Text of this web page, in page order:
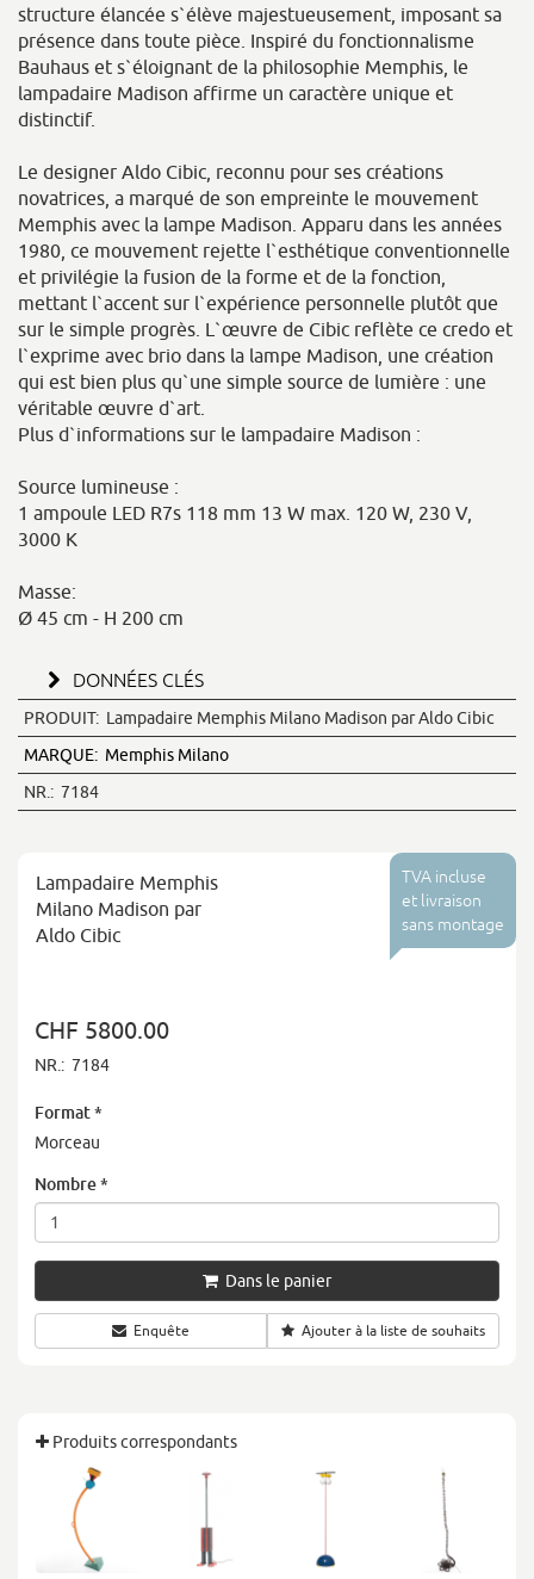
structure élancée s`élève majestueusement, imposant sa
présence dans toute pièce. Inspiré du fonctionnalisme
Bauhaus et s`éloignant de la philosophie Memphis, le
lampadaire Madison affirme un caractère unique et
distinctif.
Le designer Aldo Cibic, reconnu pour ses créations
novatrices, a marqué de son empreinte le mouvement
Memphis avec la lampe Madison. Apparu dans les années
1980, ce mouvement rejette l`esthétique conventionnelle
et privilégie la fusion de la forme et de la fonction,
mettant l`accent sur l`expérience personnelle plutôt que
sur le simple progrès. L`œuvre de Cibic reflète ce credo et
l`exprime avec brio dans la lampe Madison, une création
qui est bien plus qu`une simple source de lumière : une
véritable œuvre d`art.
Plus d`informations sur le lampadaire Madison :
Source lumineuse :
1 ampoule LED R7s 118 mm 13 W max. 120 W, 230 V,
3000 K
Masse:
Ø 45 cm - H 200 cm
DONNÉES CLÉS
PRODUIT: Lampadaire Memphis Milano Madison par Aldo Cibic
MARQUE: Memphis Milano
NR.: 7184
TVA incluse
et livraison
sans montage
Lampadaire Memphis
Milano Madison par
Aldo Cibic
CHF 5800.00
NR.: 7184
Format*
Morceau
Nombre*
Dans le panier
Enquête Ajouter à la liste de souhaits
Produits correspondants